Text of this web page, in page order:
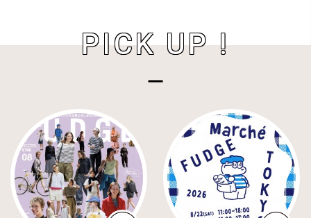
PICK UP !